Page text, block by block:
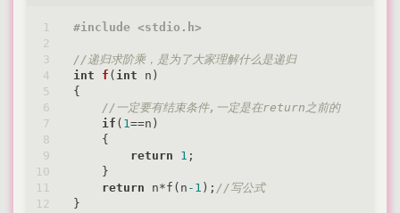
#include <stdio.h>
//递归求阶乘，是为了大家理解什么是递归
int
f ( int n)
{
//一定要有结束条件,一定是在return之前的
if ( 1==n)
    {
return
1 ;
    }
return n*f(n -1 ); //写公式
}